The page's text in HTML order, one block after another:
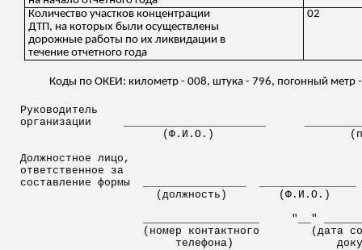
Количество участков концентрации
ДТП, на которых были осуществлены
дорожные работы по их ликвидации в
течение отчетного года
02
Коды по ОКЕИ: километр - 008, штука - 796, погонный метр
Руководитель
организации
(Ф.И.О.)
Должностное лицо,
ответственное за
составление формы
(должность)
(Ф.И.О.)
"__"
(номер контактного
(дата
телефона)